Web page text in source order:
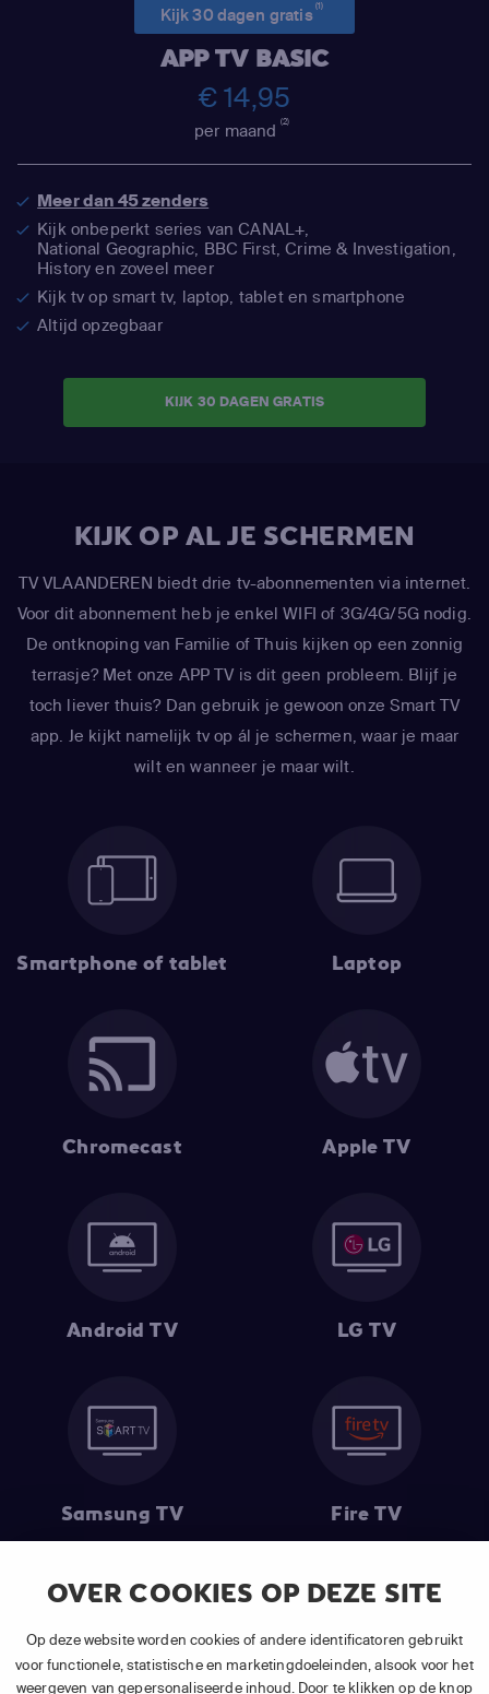
OVER COOKIES OP DEZE SITE
Op deze website worden cookies of andere identificatoren gebruikt
voor functionele, statistische en marketingdoeleinden, alsook voor het
weergeven van gepersonaliseerde inhoud. Door te klikken op de knop
Kijk 30 dagen gratis(1)
APP TV BASIC
€ 14,95
per maand(2)
Meer dan 45 zenders
Kijk onbeperkt series van CANAL+,
National Geographic, BBC First, Crime & Investigation,
History en zoveel meer
Kijk tv op smart tv, laptop, tablet en smartphone
Altijd opzegbaar
KIJK 30 DAGEN GRATIS
KIJK OP AL JE SCHERMEN
TV VLAANDEREN biedt drie tv-abonnementen via internet.
Voor dit abonnement heb je enkel WIFI of 3G/4G/5G nodig.
De ontknoping van Familie of Thuis kijken op een zonnig
terrasje? Met onze APP TV is dit geen probleem. Blijf je
toch liever thuis? Dan gebruik je gewoon onze Smart TV
app. Je kijkt namelijk tv op ál je schermen, waar je maar
wilt en wanneer je maar wilt.
Smartphone of tablet Laptop
Chromecast Apple TV
Android TV LG TV
Samsung TV Fire TV
(1) De eerste 30 dagen gratis: Geldig op alle nieuwe abonnementen
van APP TV Light, Basic of Plus.
(2) Prijs abonnement : Incl. BTW.